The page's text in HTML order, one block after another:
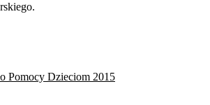
Pomocy Dzieciom 2015